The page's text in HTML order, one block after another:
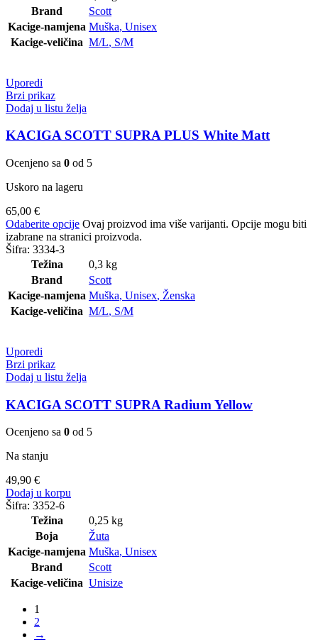
Brand
Scott
Kacige-namjena Muška, Unisex
Kacige-veličina M/L, S/M
Uporedi
Brzi prikaz
Dodaj u listu želja
KACIGA SCOTT SUPRA PLUS White Matt
Ocenjeno sa 0 od 5
Uskoro na lageru
65,00 €
Odaberite opcije Ovaj proizvod ima više varijanti. Opcije mogu biti
izabrane na stranici proizvoda.
Šifra: 3334-3
Težina
0,3 kg
Brand
Scott
Kacige-namjena Muška, Unisex, Ženska
Kacige-veličina M/L, S/M
Uporedi
Brzi prikaz
Dodaj u listu želja
KACIGA SCOTT SUPRA Radium Yellow
Ocenjeno sa 0 od 5
Na stanju
49,90 €
Dodaj u korpu
Šifra: 3352-6
Težina
0,25 kg
Boja
Žuta
Kacige-namjena Muška, Unisex
Brand
Scott
Kacige-veličina Unisize
1
2
→